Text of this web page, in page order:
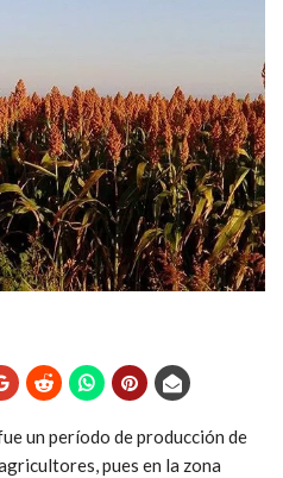
un período de producción de
pues en la zona